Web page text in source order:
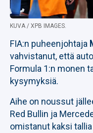
KUVA / XPB IMAGES.
FIA:n puheenjohtaja
vahvistanut, että
Formula 1:n monen
kysymyksiä.
Aihe on noussut
Red Bullin ja
omistanut kaksi